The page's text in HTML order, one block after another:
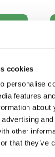
cookies
personalise
features
about
other
that they’ve
Toevoegen
verlanglijst